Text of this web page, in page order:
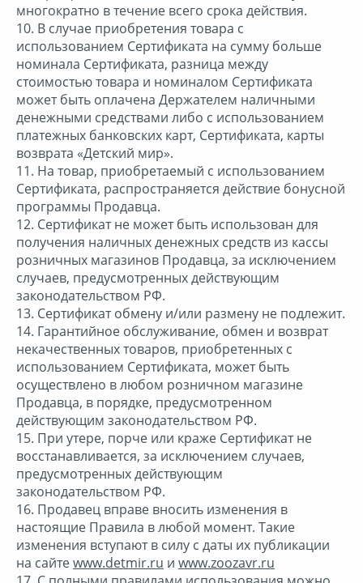
многократно в течение всего срока действия.
10. В случае приобретения товара с
использованием Сертификата на сумму больше
номинала Сертификата, разница между
стоимостью товара и номиналом Сертификата
может быть оплачена Держателем наличными
денежными средствами либо с использованием
платежных банковских карт, Сертификата, карты
возврата «Детский мир».
11. На товар, приобретаемый с использованием
Сертификата, распространяется действие бонусной
программы Продавца.
12. Сертификат не может быть использован для
получения наличных денежных средств из кассы
розничных магазинов Продавца, за исключением
случаев, предусмотренных действующим
законодательством РФ.
13. Сертификат обмену и/или размену не подлежит.
14. Гарантийное обслуживание, обмен и возврат
некачественных товаров, приобретенных с
использованием Сертификата, может быть
осуществлено в любом розничном магазине
Продавца, в порядке, предусмотренном
действующим законодательством РФ.
15. При утере, порче или краже Сертификат не
восстанавливается, за исключением случаев,
предусмотренных действующим
законодательством РФ.
16. Продавец вправе вносить изменения в
настоящие Правила в любой момент. Такие
изменения вступают в силу с даты их публикации
на сайтеwww.detmir.ru и www.zoozavr.ru